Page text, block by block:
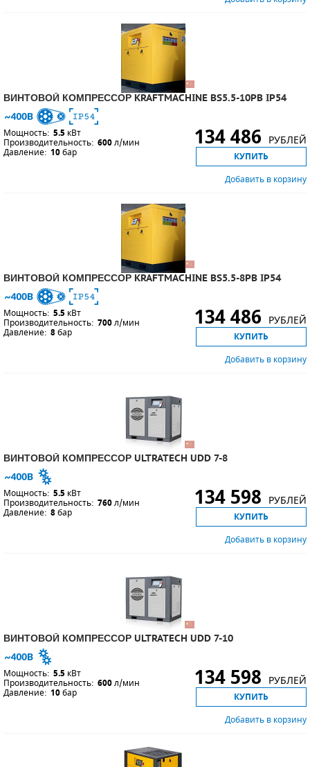
ВИНТОВОЙ КОМПРЕССОР KRAFTMACHINE BS5.5-10PB IP54
Мощность: 5.5 кВт
Производительность: 600л/мин
Давление: 10бар
134 486 РУБЛЕЙ
КУПИТЬ
Добавить в корзину
ВИНТОВОЙ КОМПРЕССОР KRAFTMACHINE BS5.5-8PB IP54
Мощность: 5.5 кВт
Производительность: 700л/мин
Давление: 8бар
134 486 РУБЛЕЙ
КУПИТЬ
Добавить в корзину
ВИНТОВОЙ КОМПРЕССОР ULTRATECH UDD 7-8
Мощность: 5.5 кВт
Производительность: 760л/мин
Давление: 8бар
134 598 РУБЛЕЙ
КУПИТЬ
Добавить в корзину
ВИНТОВОЙ КОМПРЕССОР ULTRATECH UDD 7-10
Мощность: 5.5 кВт
Производительность: 600л/мин
Давление: 10бар
134 598 РУБЛЕЙ
КУПИТЬ
Добавить в корзину